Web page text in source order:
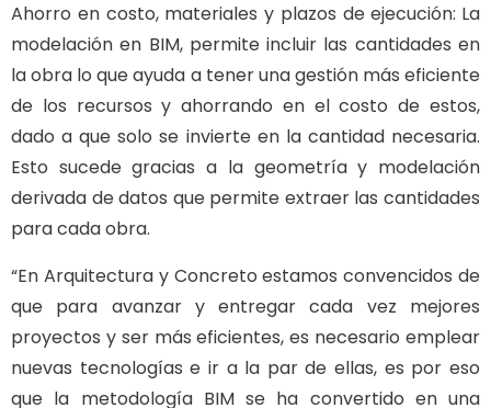
Ahorro en costo, materiales y plazos de ejecución: La
modelación en BIM, permite incluir las cantidades en
la obra lo que ayuda a tener una gestión más eficiente
de los recursos y ahorrando en el costo de estos,
dado a que solo se invierte en la cantidad necesaria.
Esto sucede gracias a la geometría y modelación
derivada de datos que permite extraer las cantidades
para cada obra.
“En Arquitectura y Concreto estamos convencidos de
que para avanzar y entregar cada vez mejores
proyectos y ser más eficientes, es necesario emplear
nuevas tecnologías e ir a la par de ellas, es por eso
que la metodología BIM se ha convertido en una